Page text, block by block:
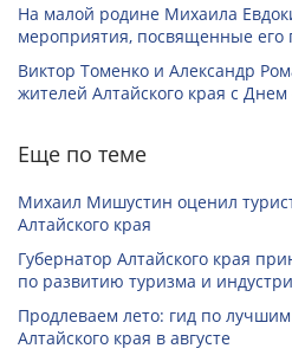
На малой родине Михаила
мероприятия, посвященные его
Виктор Томенко и Александр
жителей Алтайского края с Днем
Еще по теме
Михаил Мишустин оценил
Алтайского края
Губернатор Алтайского края
по развитию туризма и
Продлеваем лето: гид по
Алтайского края в августе